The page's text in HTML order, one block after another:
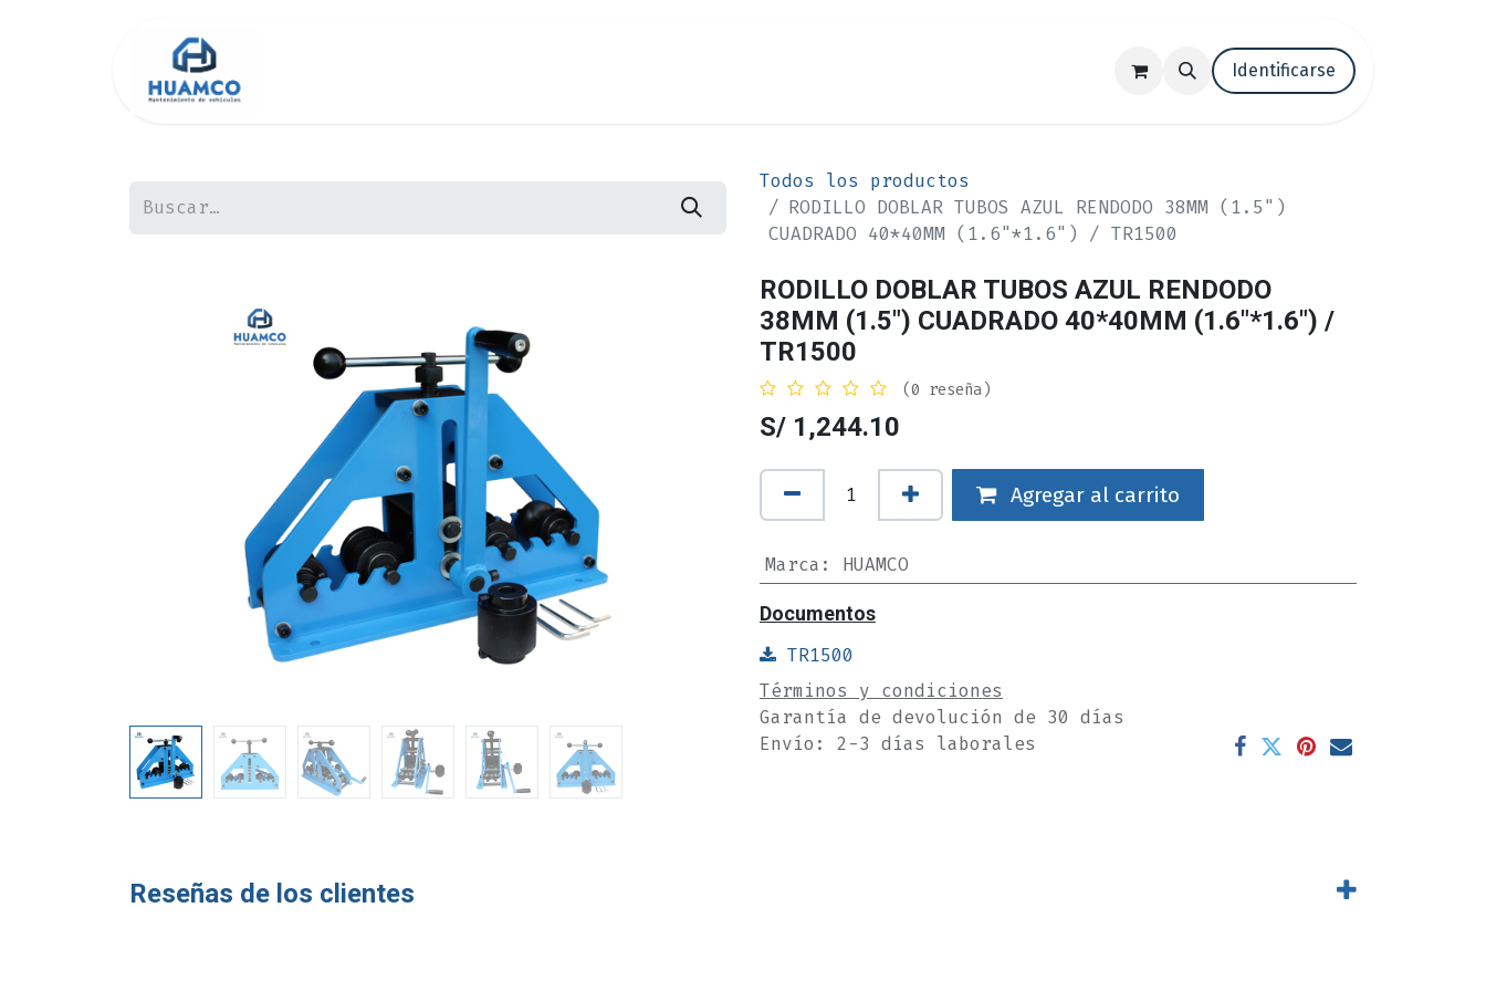
Trabaja con nosotros Blog
Identificarse
Todos los productos
RODILLO DOBLAR TUBOS AZUL RENDODO 38MM (1.5")
CUADRADO 40*40MM (1.6"*1.6") / TR1500
RODILLO DOBLAR TUBOS AZUL RENDODO
38MM (1.5") CUADRADO 40*40MM (1.6"*1.6") /
TR1500
(0 reseña)
S/ 1,244.10
Agregar al carrito
Marca : HUAMCO
Documentos
TR1500
Términos y condiciones
Garantía de devolución de 30 días
Envío: 2-3 días laborales
Reseñas de los clientes